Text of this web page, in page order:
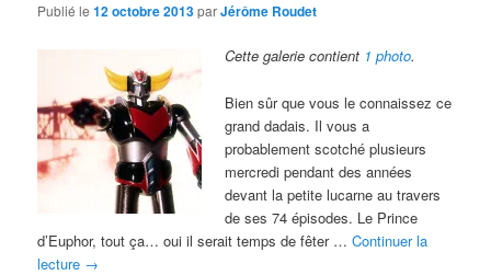
Publié le12 octobre 2013parJérôme Roudet
Cette galerie contient 1 photo.
Bien sûr que vous le connaissez ce
grand dadais. Il vous a
probablement scotché plusieurs
mercredi pendant des années
devant la petite lucarne au travers
de ses 74 épisodes. Le Prince
d’Euphor, tout ça… oui il serait temps de fêter …Continuer la
lecture →